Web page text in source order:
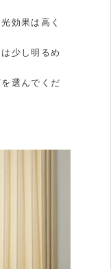
効果は高く
少し明るめ
選んでくだ